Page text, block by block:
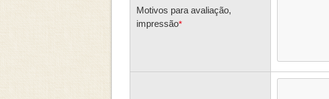
Motivos para avaliação,
impressão*